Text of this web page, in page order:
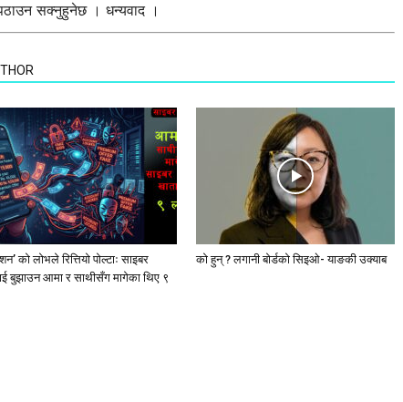
सक्नुहुनेछ । धन्यवाद ।
को लोभले रित्तियो पोल्टाः साइबर
बुझाउन आमा र साथीसँग मागेका थिए ९
को हुन् ? लगानी बोर्डको सिइओ- याङकी उक्याब